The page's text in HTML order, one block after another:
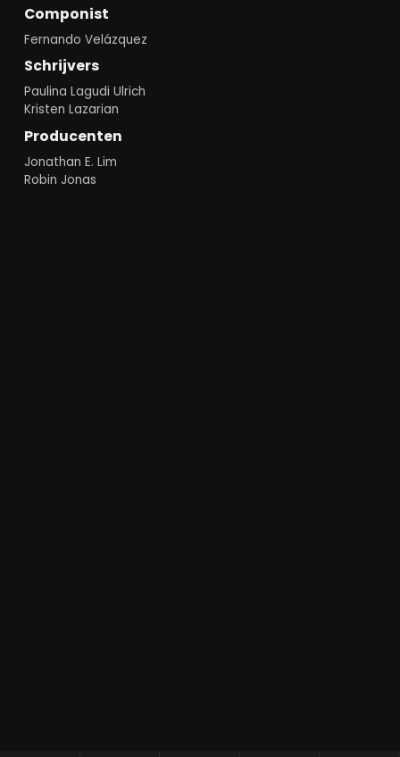
Componist
Fernando Velázquez
Schrijvers
Paulina Lagudi Ulrich
Kristen Lazarian
Producenten
Jonathan E. Lim
Robin Jonas